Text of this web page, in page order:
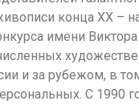
конца ХX –
имени
и за рубежом, в
С 1990